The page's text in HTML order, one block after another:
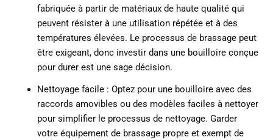
fabriquée à partir de matériaux de haute qualité qui
peuvent résister à une utilisation répétée et à des
températures élevées. Le processus de brassage peut
être exigeant, donc investir dans une bouilloire conçue
pour durer est une sage décision.
Nettoyage facile : Optez pour une bouilloire avec des
raccords amovibles ou des modèles faciles à nettoyer
pour simplifier le processus de nettoyage. Garder
votre équipement de brassage propre et exempt de